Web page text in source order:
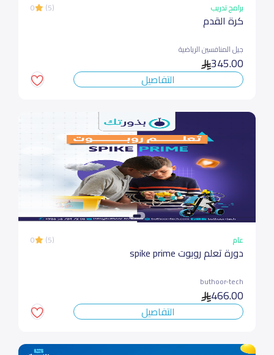
برامج تدريب (5)
0
كرة القدم
جيل المنافسين الرياضية
345.00
التفاصيل
عام (5)
0
دورة تعلم روبوت spike prime
buthoor-tech
466.00
التفاصيل